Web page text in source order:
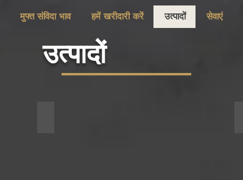
मुफ्त संविदा भाव हमें खरीदारी करें उत्पादों सेवाएं
उत्पादों